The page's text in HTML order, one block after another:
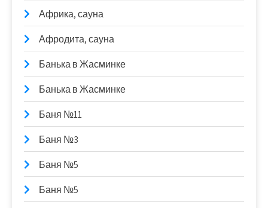
Африка, сауна
Афродита, сауна
Банька в Жасминке
Банька в Жасминке
Баня №11
Баня №3
Баня №5
Баня №5